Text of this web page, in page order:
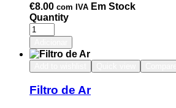
€8.00 com IVA Em Stock
Quantity
Filtro de Ar